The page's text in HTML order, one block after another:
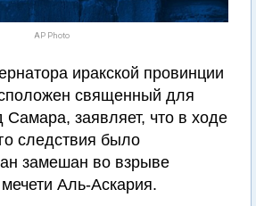
AP Photo
иракской провинции
священный для
Самара, заявляет, что в ходе
следствия было
замешан во взрыве
Аль-Аскария.